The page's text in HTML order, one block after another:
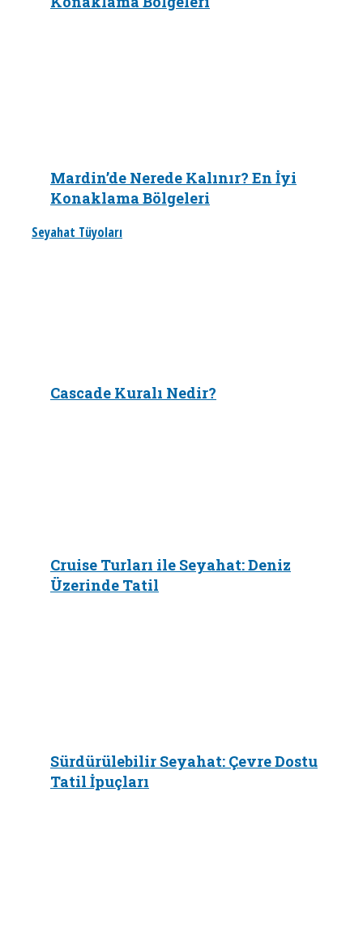
Mardin’de Nerede Kalınır? En İyi
Konaklama Bölgeleri
Seyahat Tüyoları
Cascade Kuralı Nedir?
Cruise Turları ile Seyahat: Deniz
Üzerinde Tatil
Sürdürülebilir Seyahat: Çevre Dostu
Tatil İpuçları